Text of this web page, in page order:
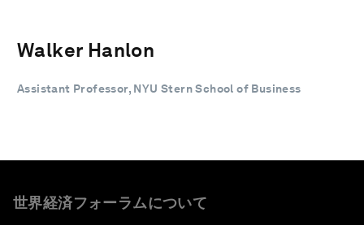
Walker Hanlon
Assistant Professor, NYU Stern School of Business
世界経済フォーラムについて